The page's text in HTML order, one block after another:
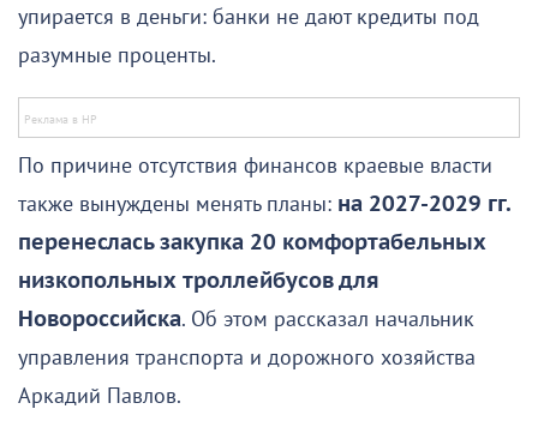
упирается в деньги: банки не дают кредиты под
разумные проценты.
По причине отсутствия финансов краевые власти
также вынуждены менять планы: на 2027-2029 гг.
перенеслась закупка 20 комфортабельных
низкопольных троллейбусов для
Новороссийска. Об этом рассказал начальник
управления транспорта и дорожного хозяйства
Аркадий Павлов.